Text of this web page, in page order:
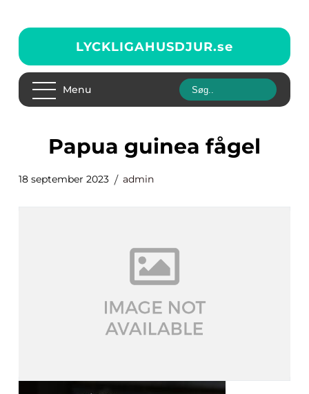
LYCKLIGAHUSDJUR.se
Menu
papua guinea fågel
18 september 2023 admin